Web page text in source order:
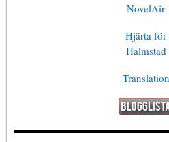
NovelAir
Hjärta för
Halmstad
Translation